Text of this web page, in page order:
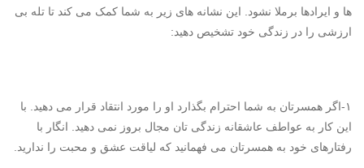
ها و ایرادها برملا نشود. این نشانه های زیر به شما کمک می کند تا تله بی
ارزشی را در زندگی خود تشخیص دهید:
۱-اگر همسرتان به شما احترام بگذارد او را مورد انتقاد قرار می دهید. با
این کار به عواطف عاشقانه زندگی تان مجال بروز نمی دهید. انگار با
رفتارهای خود به همسرتان می فهمانید که لیاقت عشق و محبت را ندارید.